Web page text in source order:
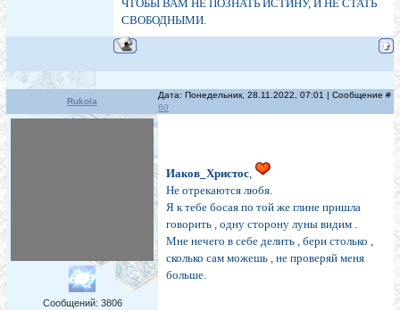
ЧТОБЫ ВАМ НЕ ПОЗНАТЬ ИСТИНУ, И НЕ СТАТЬ
СВОБОДНЫМИ.
Rukola
Дата: Понедельник, 28.11.2022, 07:01 | Сообщение #
60
Сообщений: 3806
Иаков_Христос,
Не отрекаются любя.
Я к тебе босая по той же глине пришла
говорить , одну сторону луны видим .
Мне нечего в себе делить , бери столько ,
сколько сам можешь , не проверяй меня
больше.